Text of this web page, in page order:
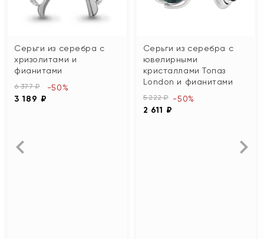
Серьги из серебра с
хризолитами и
фианитами
6 377 ₽
3 189 ₽
-50%
Серьги из серебра с
ювелирными
кристаллами Топаз
London и фианитами
5 222 ₽
2 611 ₽
-50%